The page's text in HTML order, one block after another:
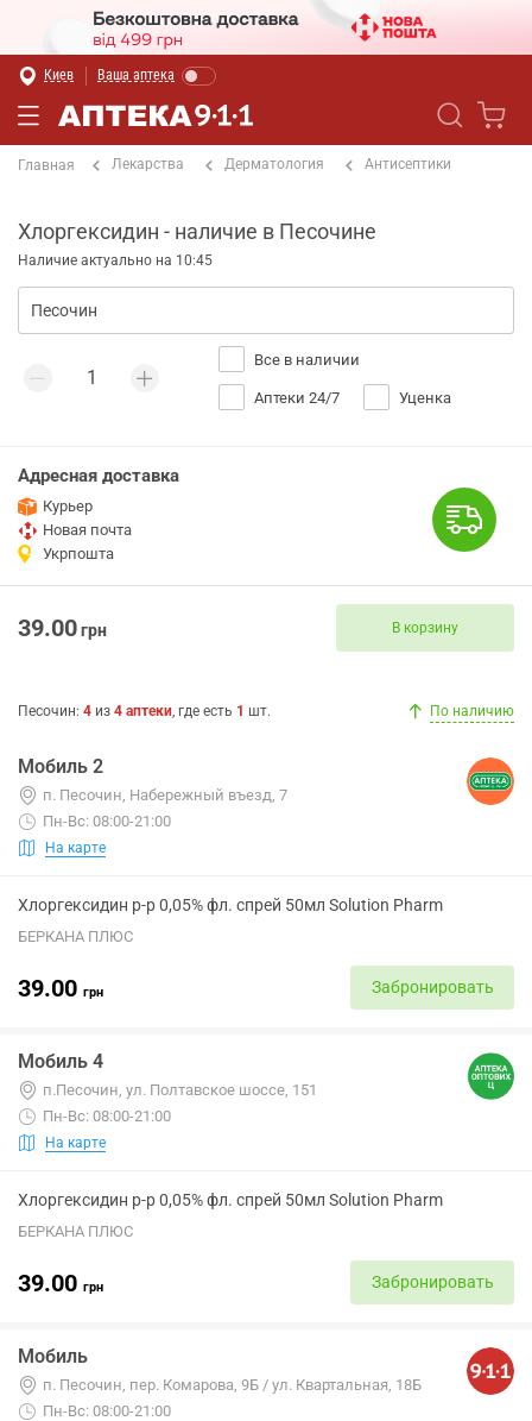
Киев Ваша аптека
Главная Лекарства Дерматология Антисептики
Хлоргексидин - наличие в Песочине
Наличие актуально на 10:45
Все в наличии
Аптеки 24/7 Уценка
Адресная доставка
Курьер
Новая почта
Укрпошта
39.00грн В корзину
Песочин: 4 из 4 аптеки, где есть 1 шт. По наличию
Мобиль 2
п. Песочин, Набережный въезд, 7
Пн-Вс: 08:00-21:00
На карте
Хлоргексидин р-р 0,05% фл. спрей 50мл Solution Pharm
БЕРКАНА ПЛЮС
39.00 грн Забронировать
Мобиль 4
п.Песочин, ул. Полтавское шоссе, 151
Пн-Вс: 08:00-21:00
На карте
Хлоргексидин р-р 0,05% фл. спрей 50мл Solution Pharm
БЕРКАНА ПЛЮС
39.00 грн Забронировать
Мобиль
п. Песочин, пер. Комарова, 9Б / ул. Квартальная, 18Б
Пн-Вс: 08:00-21:00